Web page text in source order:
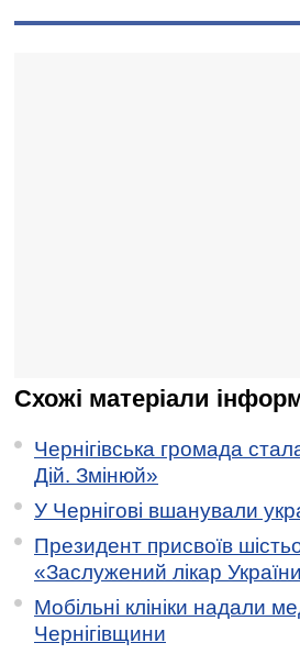
Схожі матеріали
Чернігівська громада
Дій. Змінюй»
У Чернігові вшанували
Президент присвоїв
«Заслужений лікар
Мобільні клініки надали
Чернігівщини